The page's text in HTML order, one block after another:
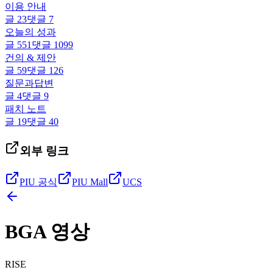
이용 안내
글 23댓글 7
오늘의 성과
글 551댓글 1099
건의 & 제안
글 59댓글 126
질문과답변
글 4댓글 9
패치 노트
글 19댓글 40
외부 링크
PIU 공식 PIU Mall UCS
BGA 영상
RISE